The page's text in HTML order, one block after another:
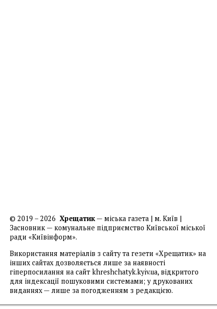
© 2019 – 2026 Хрещатик— міська газета | м. Київ |
Засновник — комунальне підприємство Київської міської
ради «Київінформ».
Використання матеріалів з сайту та гезети «Хрещатик» на
інших сайтах дозволяється лише за наявності
гіперпосилання на сайт khreshchatyk.kyiv.ua, відкритого
для індексації пошуковими системами; у друкованих
виданнях — лише за погодженням з редакцією.